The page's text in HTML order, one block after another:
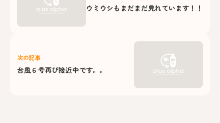
ウミウシもまだまだ見れています！！
次の記事
台風６号再び接近中です。。